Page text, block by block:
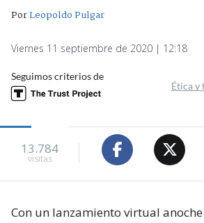
PorLeopoldo Pulgar
Viernes 11 septiembre de 2020 | 12:18
Seguimos criterios de
Ética y
13.784
visitas
Con un lanzamiento virtual